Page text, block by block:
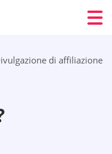
di affiliazione